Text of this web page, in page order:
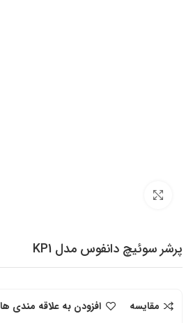
پرشر سوئیچ دانفوس مدل KP1
مقایسه
افزودن به علاقه مندی ها